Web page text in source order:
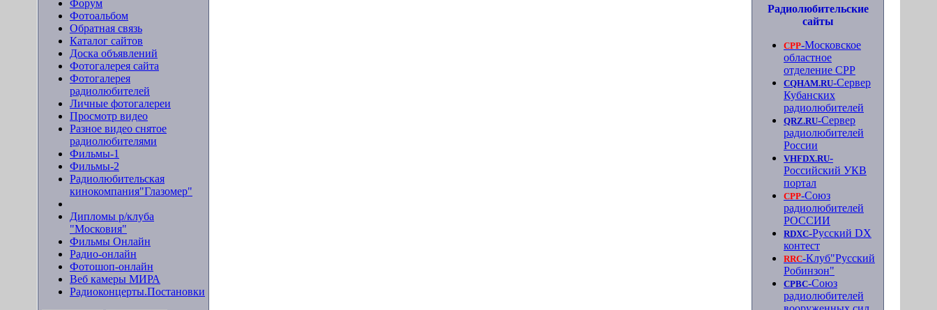
Форум
Фотоальбом
Обратная связь
Каталог сайтов
Доска объявлений
Фотогалерея сайта
Фотогалерея
радиолюбителей
Личные фотогалереи
Просмотр видео
Разное видео снятое
радиолюбителями
Фильмы-1
Фильмы-2
Радиолюбительская
кинокомпания"Глазомер"
Дипломы р/клуба
"Московия"
Фильмы Онлайн
Радио-онлайн
Фотошоп-онлайн
Веб камеры МИРА
Радиоконцерты.Постановки
Радиолюбительские
сайты
СРР-Московское
областное
отделение СРР
CQHAM.RU-Сервер
Кубанских
радиолюбителей
QRZ.RU-Сервер
радиолюбителей
России
VHFDX.RU-
Российский УКВ
портал
СРР-Союз
радиолюбителей
РОССИИ
RDXC-Русский DX
контест
RRC-Клуб"Русский
Робинзон"
СРВС-Союз
радиолюбителей